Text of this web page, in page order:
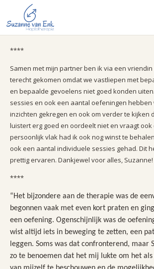
****
Samen met mijn partner ben ik via een
terecht gekomen omdat we vastliepen met
en bepaalde gevoelens niet goed konden
sessies en ook een aantal oefeningen hebben
inzichten gekregen en ook om verder te kijken
luistert erg goed en oordeelt niet en vraagt ook
persoonlijk vlak had ik ook nog winst te
ook een aantal individuele sessies gehad. Dit
prettig ervaren. Dankjewel voor alles, Suzanne!
****
“Het bijzondere aan de therapie was de
begonnen vaak met even kort praten en
een oefening. Ogenschijnlijk was de
wist altijd iets in beweging te zetten, een
leggen. Soms was dat confronterend, maar
zo te benoemen dat het mij lukte om het als